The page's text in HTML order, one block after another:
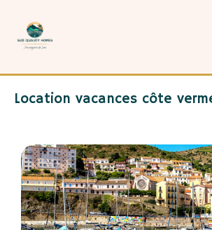
Location vacances côte